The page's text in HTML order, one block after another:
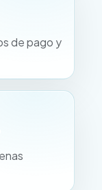
de pago y